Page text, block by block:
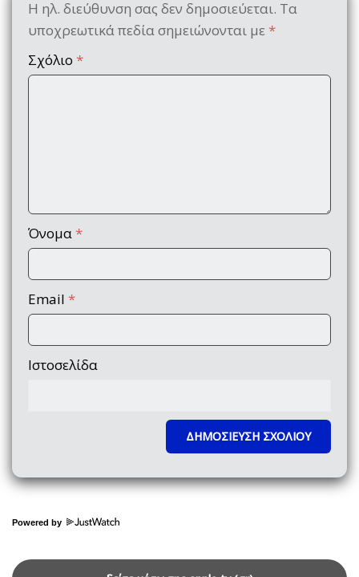
Η ηλ. διεύθυνση σας δεν δημοσιεύεται. Τα
υποχρεωτικά πεδία σημειώνονται με *
Σχόλιο *
Όνομα *
Email *
Ιστοσελίδα
Powered by